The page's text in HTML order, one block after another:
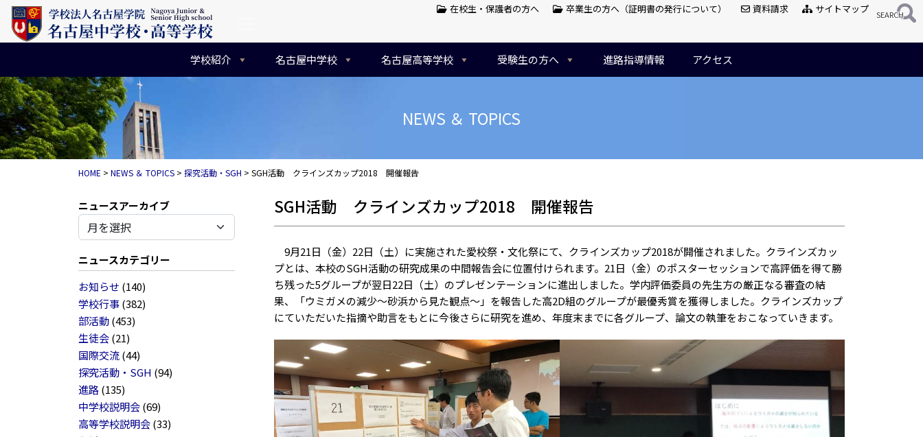
コンテンツへスキップ
メインナビゲーション
学校紹介 名古屋中学校 名古屋高等学校 受験生の方へ 進路指導情報 アクセス
在校生・保護者の方へ 卒業生の方へ（証明書の発行について） 資料請求 サイトマップ
NEWS ＆ TOPICS
HOME > NEWS ＆ TOPICS > 探究活動・SGH > SGH活動 クラインズカップ2018 開催報告
アーカイブ
ニュースカテゴリー
お知らせ (140)
学校行事(382)
部活動(453)
生徒会(21)
国際交流(44)
探究活動・SGH (94)
進路(135)
中学校説明会(69)
高等学校説明会(33)
SGH活動 クラインズカップ2018 開催報告
9月21日（金）22日（土）に実施された愛校祭・文化祭にて、クラインズカップ2018が開催されました。クラインズカッ
プとは、本校のSGH活動の研究成果の中間報告会に位置付けられます。21日（金）のポスターセッションで高評価を得て勝
ち残った5グループが翌日22日（土）のプレゼンテーションに進出しました。学内評価委員の先生方の厳正なる審査の結
果、「ウミガメの減少～砂浜から見た観点～」を報告した高2D組のグループが最優秀賞を獲得しました。クラインズカップ
にていただいた指摘や助言をもとに今後さらに研究を進め、年度末までに各グループ、論文の執筆をおこなっていきます。